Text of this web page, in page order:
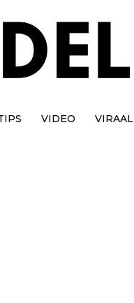
VIDEO VIRAAL